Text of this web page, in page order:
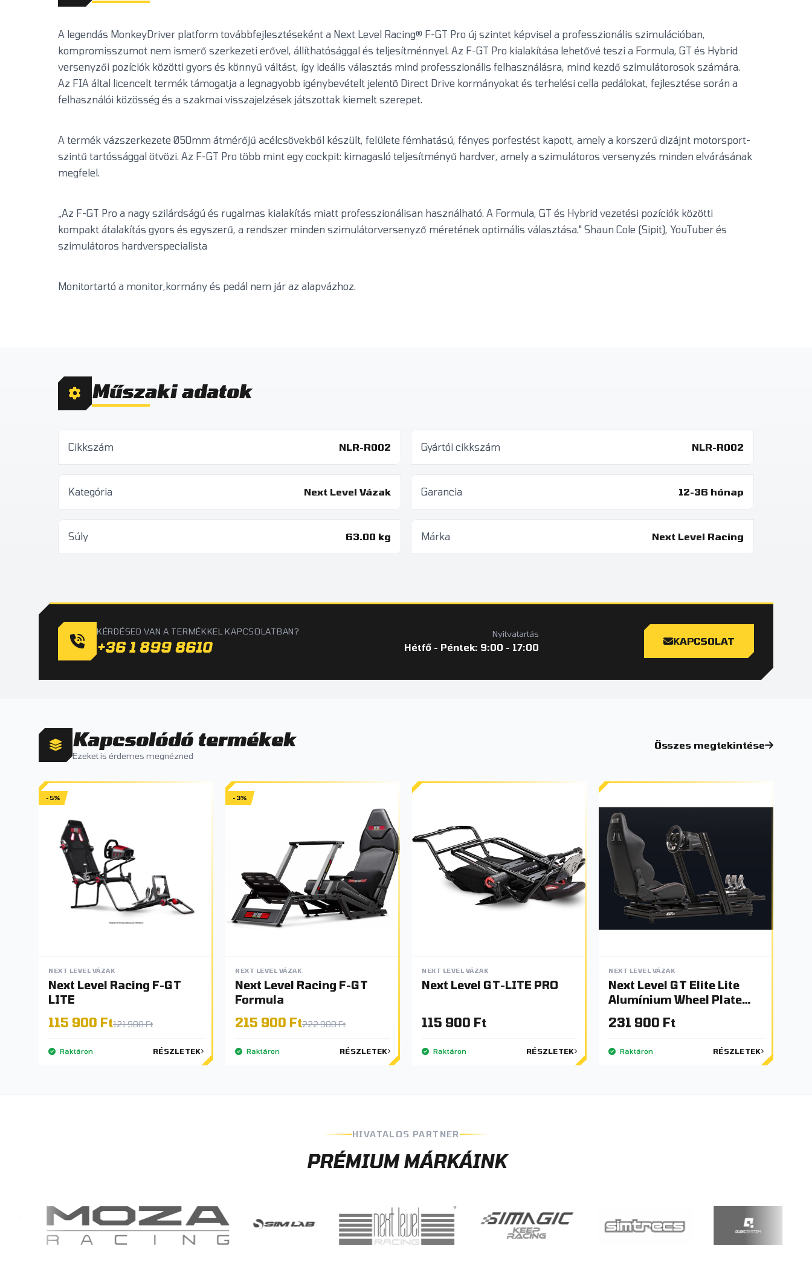
A legendás MonkeyDriver platform továbbfejlesztéseként a Next Level Racing® F-GT Pro új szintet képvisel a professzionális szimulációban,
kompromisszumot nem ismerő szerkezeti erővel, állíthatósággal és teljesítménnyel. Az F-GT Pro kialakítása lehetővé teszi a Formula, GT és Hybrid
versenyzői pozíciók közötti gyors és könnyű váltást, így ideális választás mind professzionális felhasználásra, mind kezdő szimulátorosok számára.
Az FIA által licencelt termék támogatja a legnagyobb igénybevételt jelentõ Direct Drive kormányokat és terhelési cella pedálokat, fejlesztése során a
felhasználói közösség és a szakmai visszajelzések játszottak kiemelt szerepet.
A termék vázszerkezete Ø50mm átmérőjű acélcsövekből készült, felülete fémhatású, fényes porfestést kapott, amely a korszerű dizájnt motorsport-
szintű tartóssággal ötvözi. Az F-GT Pro több mint egy cockpit: kimagasló teljesítményű hardver, amely a szimulátoros versenyzés minden elvárásának
megfelel.
„Az F-GT Pro a nagy szilárdságú és rugalmas kialakítás miatt professzionálisan használható. A Formula, GT és Hybrid vezetési pozíciók közötti
kompakt átalakítás gyors és egyszerű, a rendszer minden szimulátorversenyző méretének optimális választása." Shaun Cole (Sipit), YouTuber és
szimulátoros hardverspecialista
Monitortartó a monitor,kormány és pedál nem jár az alapvázhoz.
Műszaki adatok
Cikkszám NLR-R002 Gyártói cikkszám NLR-R002
Kategória Next Level Vázak Garancia 12-36 hónap
Súly 63.00 kg Márka Next Level Racing
KÉRDÉSED VAN A TERMÉKKEL KAPCSOLATBAN?
+36 1 899 8610
Nyitvatartás
Hétfő - Péntek: 9:00 - 17:00
KAPCSOLAT
Kapcsolódó termékek
Ezeket is érdemes megnézned
Összes megtekintése
-5%
NEXT LEVEL VÁZAK
Next Level Racing F-GT
LITE
115 900 Ft121 900 Ft
Raktáron RÉSZLETEK
-3%
NEXT LEVEL VÁZAK
Next Level Racing F-GT
Formula
215 900 Ft222 900 Ft
Raktáron RÉSZLETEK
NEXT LEVEL VÁZAK
Next Level GT-LITE PRO
115 900 Ft
Raktáron RÉSZLETEK
NEXT LEVEL VÁZAK
Next Level GT Elite Lite
Alumínium Wheel Plate
231 900 Ft
Raktáron RÉSZLETEK
HIVATALOS PARTNER
PRÉMIUM MÁRKÁINK